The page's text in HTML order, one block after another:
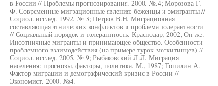
в России // Проблемы прогнозирования. 2000. №.4; Морозова Г.
Ф. Современные миграционные явления: беженцы и эмигранты //
Социол. исслед. 1992. № 3; Петров В.Н. Миграционная
составляющая этнических конфликтов и проблема толерантности
// Социальный порядок и толерантность. Краснодар, 2002; Он же.
Иноэтничные мигранты и принимающее общество. Особенности
проблемного взаимодействия (на примере турок-месхитинцев) //
Социол. исслед. 2005. № 9; Рыбаковский Л.Л. Миграция
населения: прогнозы, факторы, политика. М., 1987; Топилин А.
Фактор миграции и демографический кризис в России //
Экономист. 2000. №4.